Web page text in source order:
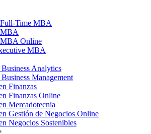
Time MBA
Online
MBA
Analytics
Management
Finanzas
Finanzas Online
Mercadotecnia
Gestión de Negocios Online
Negocios Sostenibles